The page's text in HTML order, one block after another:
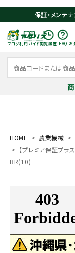
保証・メンテ
ブログ利用ガイド閲覧履歴 FAQ お
お気に入り一覧
HOME 農業機械
【プレミア保証プ
BR(10)